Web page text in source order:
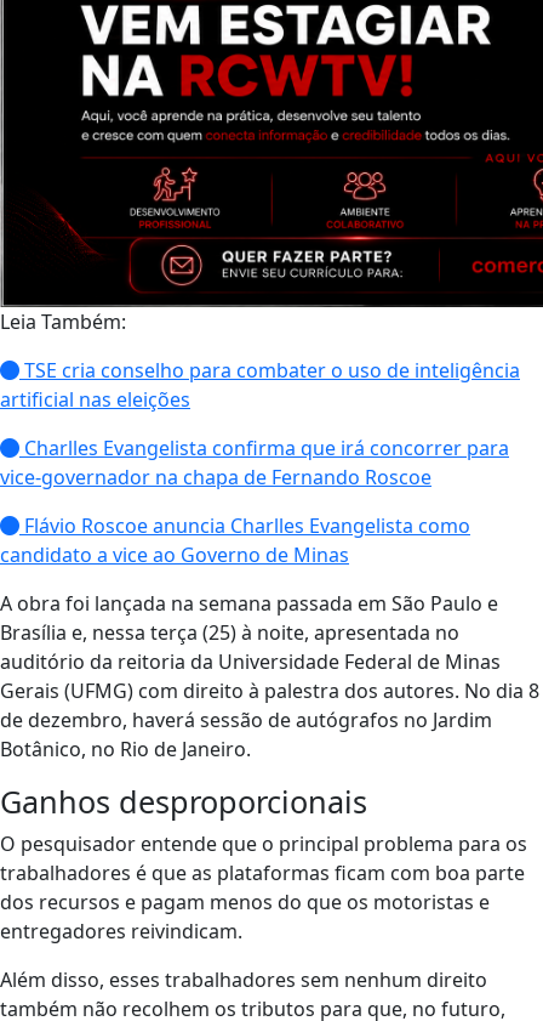
Leia Também:
TSE cria conselho para combater o uso de inteligência
artificial nas eleições
Charlles Evangelista confirma que irá concorrer para
vice-governador na chapa de Fernando Roscoe
Flávio Roscoe anuncia Charlles Evangelista como
candidato a vice ao Governo de Minas
A obra foi lançada na semana passada em São Paulo e
Brasília e, nessa terça (25) à noite, apresentada no
auditório da reitoria da Universidade Federal de Minas
Gerais (UFMG) com direito à palestra dos autores. No dia 8
de dezembro, haverá sessão de autógrafos no Jardim
Botânico, no Rio de Janeiro.
Ganhos desproporcionais
O pesquisador entende que o principal problema para os
trabalhadores é que as plataformas ficam com boa parte
dos recursos e pagam menos do que os motoristas e
entregadores reivindicam.
Além disso, esses trabalhadores sem nenhum direito
também não recolhem os tributos para que, no futuro,